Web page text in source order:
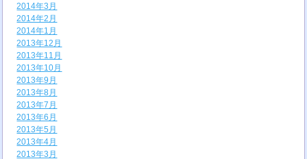
2014年3月
2014年2月
2014年1月
2013年12月
2013年11月
2013年10月
2013年9月
2013年8月
2013年7月
2013年6月
2013年5月
2013年4月
2013年3月